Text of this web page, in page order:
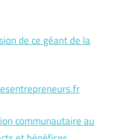
de ce géant de la
communautaire au